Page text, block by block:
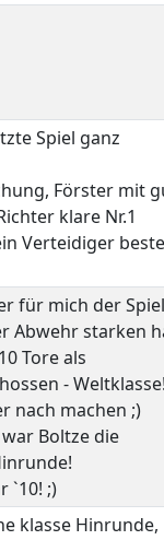
Spiel ganz
Förster mit
klare Nr.1
Verteidiger
für mich der
Abwehr starken
Tore als
-
nach machen ;)
Boltze die
`10! ;)
klasse Hinrunde,